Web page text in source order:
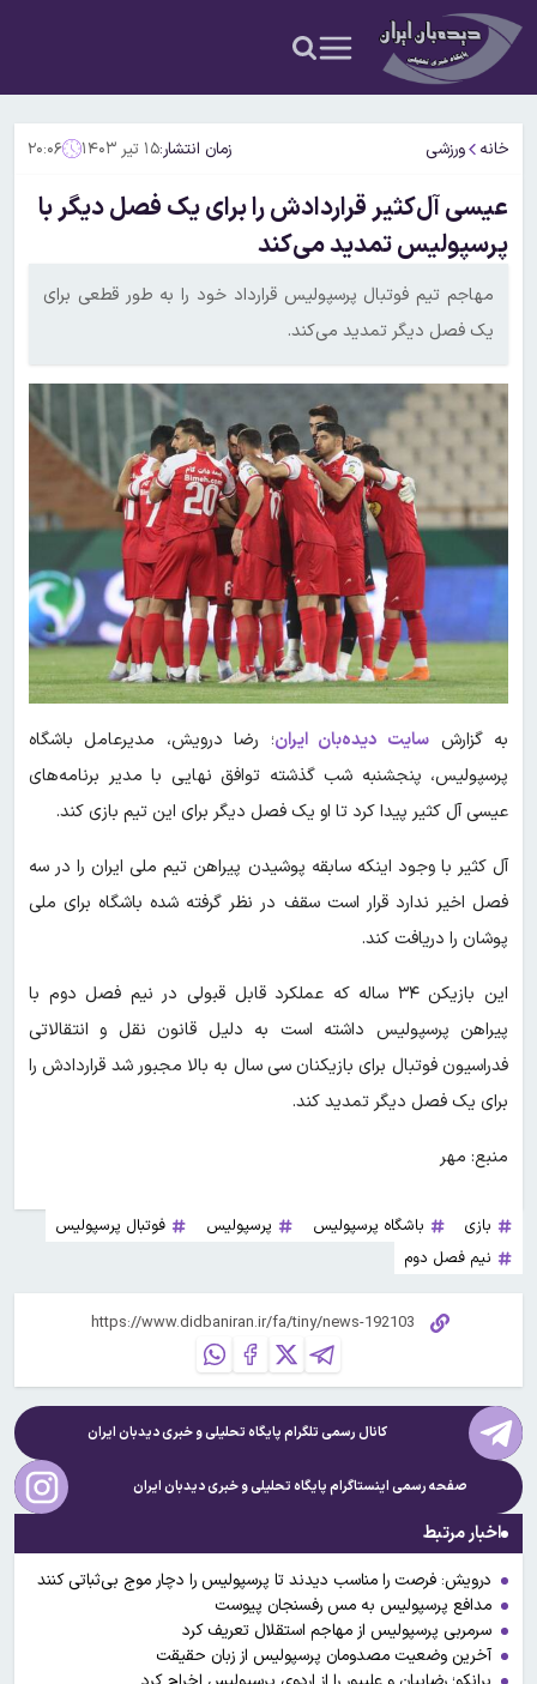
خانه ورزشی زمان انتشار:۱۵ تیر ۱۴۰۳ ۲۰:۰۶
عیسی آل‌کثیر قراردادش را برای یک فصل دیگر با
پرسپولیس تمدید می‌کند
مهاجم تیم فوتبال پرسپولیس قرارداد خود را به طور قطعی برای
یک فصل دیگر تمدید می‌کند.
به گزارش سایت دیده‌بان ایران؛ رضا درویش، مدیرعامل باشگاه
پرسپولیس، پنجشنبه شب گذشته توافق نهایی با مدیر برنامه‌های
عیسی آل کثیر پیدا کرد تا او یک فصل دیگر برای این تیم بازی کند.
آل کثیر با وجود اینکه سابقه پوشیدن پیراهن تیم ملی ایران را در سه
فصل اخیر ندارد قرار است سقف در نظر گرفته شده باشگاه برای ملی
پوشان را دریافت کند.
‌این بازیکن ۳۴ ساله که عملکرد قابل قبولی در نیم فصل دوم با
پیراهن پرسپولیس داشته است به دلیل قانون نقل و انتقالاتی
فدراسیون فوتبال برای بازیکنان سی سال به بالا مجبور شد قراردادش را
برای یک فصل دیگر تمدید کند.
منبع: مهر
بازی باشگاه پرسپولیس پرسپولیس
فوتبال پرسپولیس
نیم فصل دوم
کانال رسمی تلگرام پایگاه تحلیلی و خبریدیدبان ایران
صفحه رسمی اینستاگرام پایگاه تحلیلی و خبریدیدبان ایران
اخبار مرتبط
درویش: فرصت را مناسب دیدند تا پرسپولیس را دچار موج بی‌ثباتی کنند
مدافع پرسپولیس به مس رفسنجان پیوست
سرمربی پرسپولیس از مهاجم استقلال تعریف کرد
آخرین وضعیت مصدومان پرسپولیس از زبان حقیقت